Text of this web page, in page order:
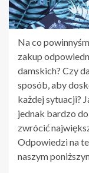
Na co
zakup
damskich? Czy
sposób, aby
każdej sytuacji?
jednak bardzo
zwrócić
Odpowiedzi na
naszym